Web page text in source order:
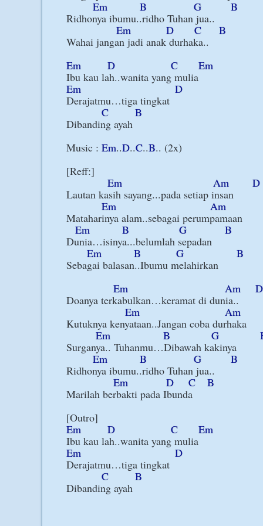
Em
B G
B
Ridhonya ibumu..ridho Tuhan jua..
Em
D C
B
Wahai jangan jadi anak durhaka..
Em
D C
Em
Em
D
Derajatmu…tiga tingkat
C
B
Dibanding ayah
Music : Em..D..C..B.. (2x)
[Reff:]
Em
Am
D
Lautan kasih sayang...pada setiap insan
Em
Am
Mataharinya alam..sebagai perumpamaan
Em
B G
B
Dunia…isinya...belumlah sepadan
Em
B G
B
Sebagai balasan..Ibumu melahirkan
Em
Am
D
Doanya terkabulkan…keramat di dunia..
Em
Am
Kutuknya kenyataan..Jangan coba durhaka
Em
B G
Surganya.. Tuhanmu…Dibawah kakinya
Em
B G
B
Ridhonya ibumu..ridho Tuhan jua..
Em
D C
B
Marilah berbakti pada Ibunda
Em
D C
Em
Em
D
Derajatmu…tiga tingkat
C
B